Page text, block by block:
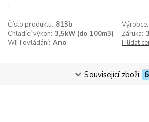
Číslo produktu: 813b Výrobce:
Chladící výkon: 3,5kW (do 100m3) Záruka:
WIFI ovládání: Ano Hlídat
Související zboží 6